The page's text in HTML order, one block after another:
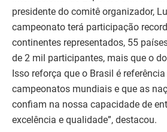
presidente do comitê organizador,
campeonato terá participação
continentes representados, 55
de 2 mil participantes, mais que o
Isso reforça que o Brasil é
campeonatos mundiais e que as
confiam na nossa capacidade de
excelência e qualidade”, destacou.